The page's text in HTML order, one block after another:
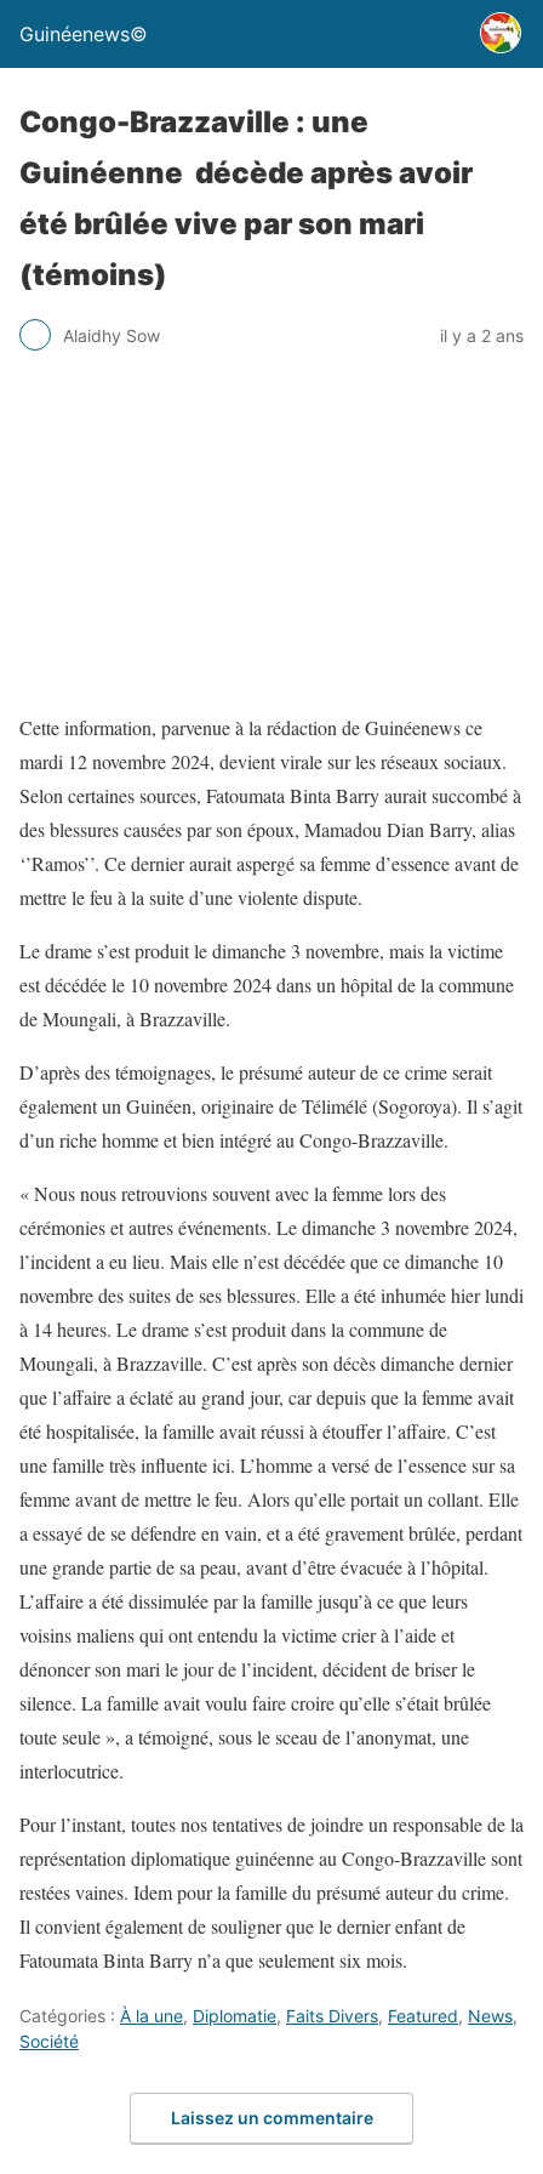
Guinéenews©
Congo-Brazzaville : une
Guinéenne décède après avoir
été brûlée vive par son mari
(témoins)
Alaidhy Sow il y a 2 ans
Cette information, parvenue à la rédaction de Guinéenews ce
mardi 12 novembre 2024, devient virale sur les réseaux sociaux.
Selon certaines sources, Fatoumata Binta Barry aurait succombé à
des blessures causées par son époux, Mamadou Dian Barry, alias
‘’Ramos’’. Ce dernier aurait aspergé sa femme d’essence avant de
mettre le feu à la suite d’une violente dispute.
Le drame s’est produit le dimanche 3 novembre, mais la victime
est décédée le 10 novembre 2024 dans un hôpital de la commune
de Moungali, à Brazzaville.
D’après des témoignages, le présumé auteur de ce crime serait
également un Guinéen, originaire de Télimélé (Sogoroya). Il s’agit
d’un riche homme et bien intégré au Congo-Brazzaville.
« Nous nous retrouvions souvent avec la femme lors des
cérémonies et autres événements. Le dimanche 3 novembre 2024,
l’incident a eu lieu. Mais elle n’est décédée que ce dimanche 10
novembre des suites de ses blessures. Elle a été inhumée hier lundi
à 14 heures. Le drame s’est produit dans la commune de
Moungali, à Brazzaville. C’est après son décès dimanche dernier
que l’affaire a éclaté au grand jour, car depuis que la femme avait
été hospitalisée, la famille avait réussi à étouffer l’affaire. C’est
une famille très influente ici. L’homme a versé de l’essence sur sa
femme avant de mettre le feu. Alors qu’elle portait un collant. Elle
a essayé de se défendre en vain, et a été gravement brûlée, perdant
une grande partie de sa peau, avant d’être évacuée à l’hôpital.
L’affaire a été dissimulée par la famille jusqu’à ce que leurs
voisins maliens qui ont entendu la victime crier à l’aide et
dénoncer son mari le jour de l’incident, décident de briser le
silence. La famille avait voulu faire croire qu’elle s’était brûlée
toute seule », a témoigné, sous le sceau de l’anonymat, une
interlocutrice.
Pour l’instant, toutes nos tentatives de joindre un responsable de la
représentation diplomatique guinéenne au Congo-Brazzaville sont
restées vaines. Idem pour la famille du présumé auteur du crime.
Il convient également de souligner que le dernier enfant de
Fatoumata Binta Barry n’a que seulement six mois.
Catégories : À la une, Diplomatie, Faits Divers, Featured, News,
Société
Laissez un commentaire